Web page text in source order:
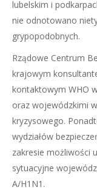
lubelskim i
nie odnotowano
grypopodobnych.
Rządowe Centrum
krajowym
kontaktowym WHO
oraz wojewódzkimi
kryzysowego.
wydziałów
zakresie możliwości
sytuacyjne
A/H1N1.